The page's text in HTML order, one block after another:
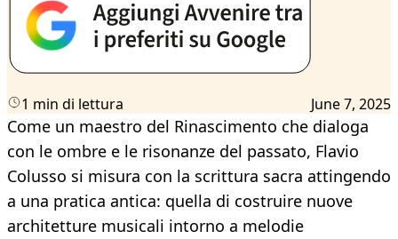
1 min di lettura June 7, 2025
Come un maestro del Rinascimento che dialoga
con le ombre e le risonanze del passato, Flavio
Colusso si misura con la scrittura sacra attingendo
a una pratica antica: quella di costruire nuove
architetture musicali intorno a melodie